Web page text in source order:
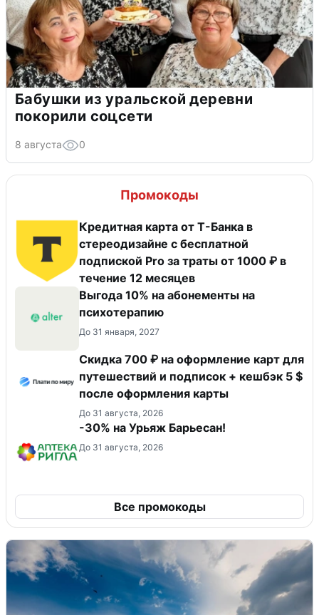
Бабушки из уральской деревни
покорили соцсети
8 августа 0
Промокоды
Кредитная карта от Т-Банка в
стереодизайне с бесплатной
подпиской Pro за траты от 1000 ₽ в
течение 12 месяцев
Выгода 10% на абонементы на
психотерапию
До 31 января, 2027
Скидка 700 ₽ на оформление карт для
путешествий и подписок + кешбэк 5 $
после оформления карты
До 31 августа, 2026
-30% на Урьяж Барьесан!
До 31 августа, 2026
Все промокоды